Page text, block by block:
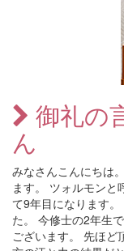
御礼の
ん
みなさんこんにちは
ます。 ツォルモンと
て9年目になります
た。 今修士の2年生
ございます。 先ほど